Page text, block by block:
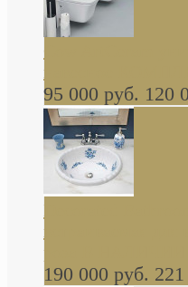
навесное
95 000 руб. 120
Decorated
встраиваемая для
роза В НАЛИЧИИ
190 000 руб.